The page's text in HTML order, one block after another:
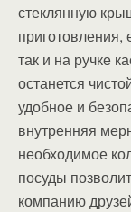
стеклянную
приготовления,
так и на ручке
останется
удобное и
внутренняя
необходимое
посуды
компанию